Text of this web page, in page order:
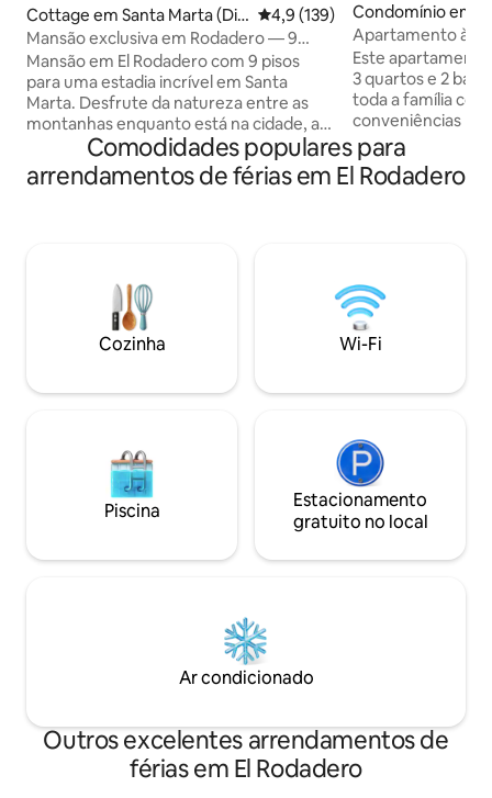
Cottage em Santa Marta (Dis
trito Turístico Cultural E Histó
rico)
Classificação média de 4,9 em
4,9 (139)
Mansão exclusiva em Rodadero — 9
andares
Mansão em El Rodadero com 9 pisos
para uma estadia incrível em Santa
Marta. Desfrute da natureza entre as
montanhas enquanto está na cidade, a
apenas 10 minutos a pé da praia. Temos
uma empregada de limpeza que pode
estar disponível para ajudar durante a
terraços com adega e grelhador, piscina
com bar, estacionamento gratuito. Não
são permitidas festas com drogas.
Máximo de 2 animais de estimação,
Casa Boutique.
Condomínio em
Apartamento à
El Rodadero
Este
3 quartos e 2
toda a família
conveniências
Desfrute de uma
montanhas
manhã na
lojas e
Rodadero. Nas proximidades: Aquário
Rodadero, Playa
Novios em Santa
Comodidades populares para
arrendamentos de férias em El Rodadero
Cozinha Wi-Fi
Piscina
Estacionamento
gratuito no local
Ar condicionado
Outros excelentes arrendamentos de
férias em El Rodadero